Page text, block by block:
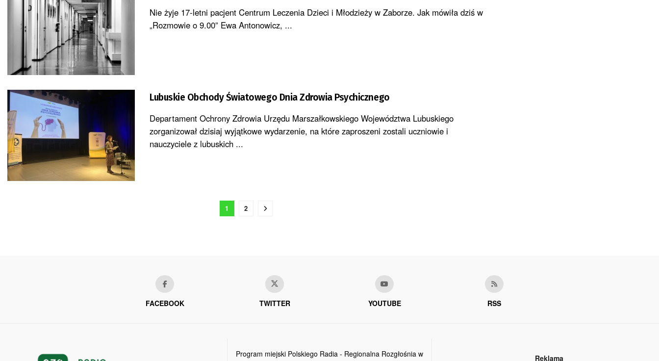
Nie żyje 17-letni pacjent Centrum Leczenia Dzieci i Młodzieży w Zaborze. Jak mówiła dziś w
„Rozmowie o 9.00” Ewa Antonowicz, ...
Lubuskie Obchody Światowego Dnia Zdrowia Psychicznego
Departament Ochrony Zdrowia Urzędu Marszałkowskiego Województwa Lubuskiego
zorganizował dzisiaj wyjątkowe wydarzenie, na które zaproszeni zostali uczniowie i
nauczyciele z lubuskich ...
1 2
FACEBOOK TWITTER YOUTUBE RSS
Program miejski Polskiego Radia - Regionalna Rozgłośnia w
Reklama